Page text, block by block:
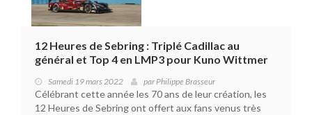
12 Heures de Sebring : Triplé Cadillac au
général et Top 4 en LMP3 pour Kuno Wittmer
Samedi 19 mars 2022 parPhilippe Brasseur
Célébrant cette année les 70 ans de leur création, les
12 Heures de Sebring ont offert aux fans venus très